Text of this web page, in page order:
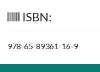
ISBN:
978-65-89361-16-9